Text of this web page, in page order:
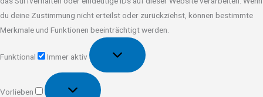
du deine Zustimmung nicht erteilst oder zurückziehst, können bestimmte
Merkmale und Funktionen beeinträchtigt werden.
Funktional
Immer aktiv
Vorlieben
Vorlieben